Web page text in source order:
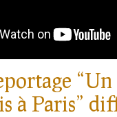
“Un
à Paris”